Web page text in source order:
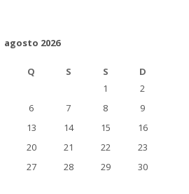
agosto 2026
Q S S
D
1
2
6 7 8
9
13 14 15
16
20 21 22
23
27 28 29
30